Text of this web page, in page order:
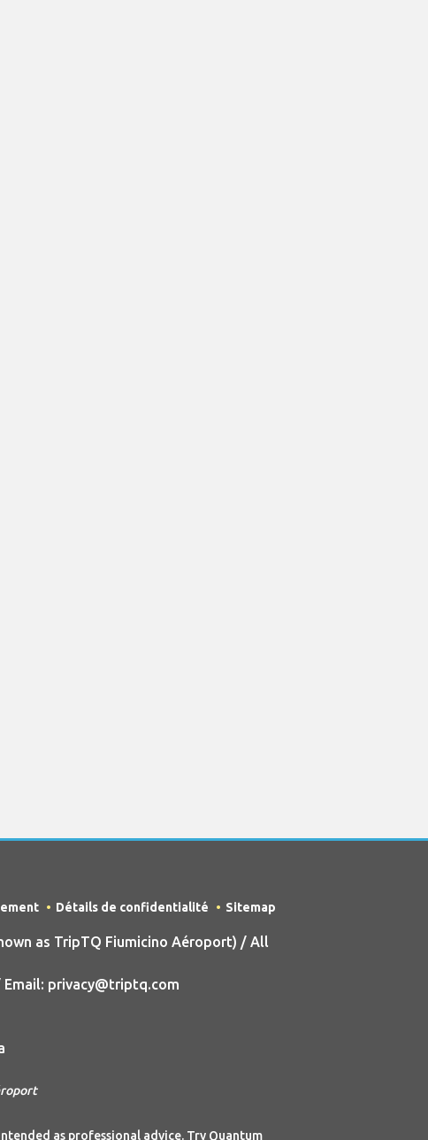
Détails de confidentialité Sitemap
as TripTQ Fiumicino Aéroport) / All
Email: privacy@triptq.com
as professional advice. Try Quantum